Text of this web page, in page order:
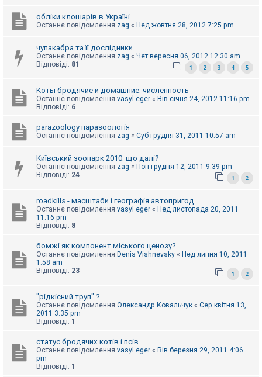
м
б
е
у
о
о
обліки клошарів в Україні
Останнє повідомлення zag « Нед жовтня 28, 2012 7:25 pm
чупакабра та її дослідники
Останнє повідомлення zag « Чет вересня 06, 2012 12:30 am
Відповіді: 81 1 2 3 4 5
Коты бродячие и домашние: численность
Останнє повідомлення vasyl eger « Вів січня 24, 2012 11:16 pm
Відповіді: 6
parazoology паразоологія
Останнє повідомлення zag « Суб грудня 31, 2011 10:57 am
Київський зоопарк 2010: що далі?
Останнє повідомлення zag « Пон грудня 12, 2011 9:39 pm
Відповіді: 24 1 2
roadkills - масштаби і географія автопригод
Останнє повідомлення vasyl eger « Нед листопада 20, 2011
11:16 pm
Відповіді: 8
бомжі як компонент міського ценозу?
Останнє повідомлення Denis Vishnevsky « Нед липня 10, 2011
1:58 am
Відповіді: 23 1 2
"рідкісний труп" ?
Останнє повідомлення Олександр Ковальчук « Сер квітня 13,
2011 3:35 pm
Відповіді: 1
статус бродячих котів і псів
Останнє повідомлення vasyl eger « Вів березня 29, 2011 4:06
pm
Відповіді: 1